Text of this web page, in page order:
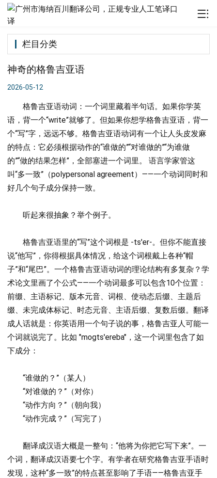
神奇的格鲁吉亚语
2026-05-12
格鲁吉亚语动词：一个词里藏着半句话。 如果你学英
语，背一个“write”就够了。但如果你想学格鲁吉亚语，背一
个“写”字，远远不够。 格鲁吉亚语动词有一个让人头皮发麻
的特点：它必须根据动作的“谁做的”“对谁做的”“为谁做
的”“做的结果怎样”，全部塞进一个词里。 语言学家管这
叫“多一致”（polypersonal agreement）——一个动词同时和
好几个句子成分保持一致。
听起来很抽象？举个例子。
格鲁吉亚语里的“写”这个词根是 -ts'er-。但你不能直接
说“他写”，你得根据具体情况，给这个词根戴上各种“帽
子”和“尾巴”。 一个格鲁吉亚语动词的理论结构有多复杂？学
术论文里画了个公式——一个动词最多可以包含10个位置：
前缀、主语标记、版本元音、词根、使动态后缀、主题后
缀、未完成体标记、时态元音、主语后缀、复数后缀。 翻译
成人话就是：你英语用一个句子说的事，格鲁吉亚人可能一
个词就说完了。比如 "mogts'ereba"，这一个词里包含了如
下成分：
“谁做的？”（某人）
“对谁做的？”（对你）
“动作方向？”（朝向我）
“动作完成？”（写完了）
翻译成汉语大概是一整句：“他将为你把它写下来”。一
个词，翻译成汉语要七个字。 有学者在研究格鲁吉亚手语时
发现，这种“多一致”的特点甚至影响了手语——格鲁吉亚手
栏目分类